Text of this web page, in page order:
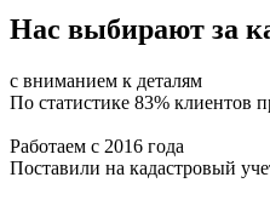
Нас выбирают за
с вниманием к деталям
По статистике 83% клиентов
Работаем с 2016 года
Поставили на кадастровый